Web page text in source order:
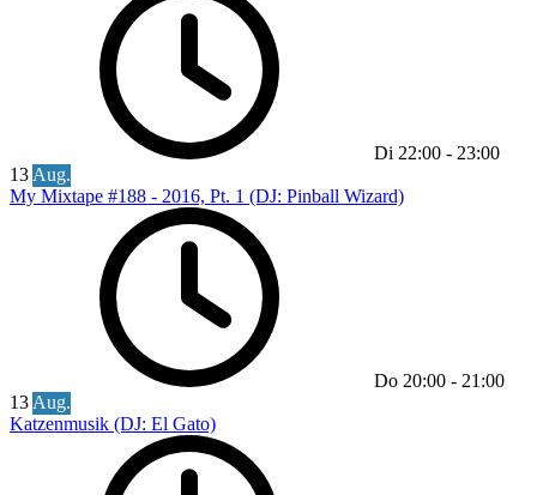
Di 22:00 - 23:00
13 Aug.
My Mixtape #188 - 2016, Pt. 1 (DJ: Pinball Wizard)
Do 20:00 - 21:00
13 Aug.
Katzenmusik (DJ: El Gato)